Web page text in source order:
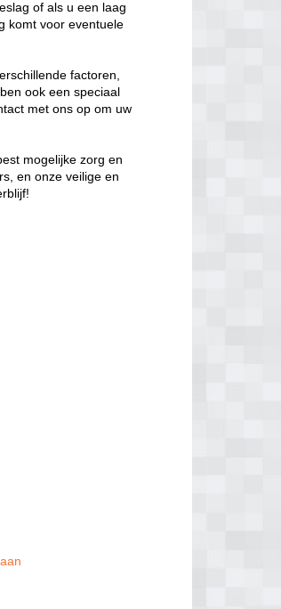
of als u een laag
komt voor eventuele
factoren,
ook een speciaal
met ons op om uw
mogelijke zorg en
en onze veilige en